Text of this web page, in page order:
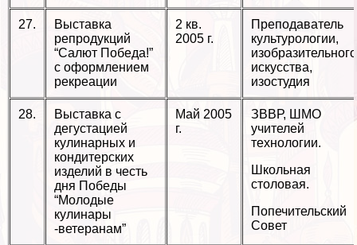
27.
Выставка
репродукций
“Салют Победа!”
с оформлением
рекреации
2 кв.
2005 г.
Преподаватель
культурологии,
изобразительного
искусства,
изостудия
28.
Выставка с
дегустацией
кулинарных и
кондитерских
изделий в честь
дня Победы
“Молодые
кулинары
-ветеранам”
Май 2005
г.
ЗВВР, ШМО
учителей
технологии.
Школьная
столовая.
Попечительский
Совет